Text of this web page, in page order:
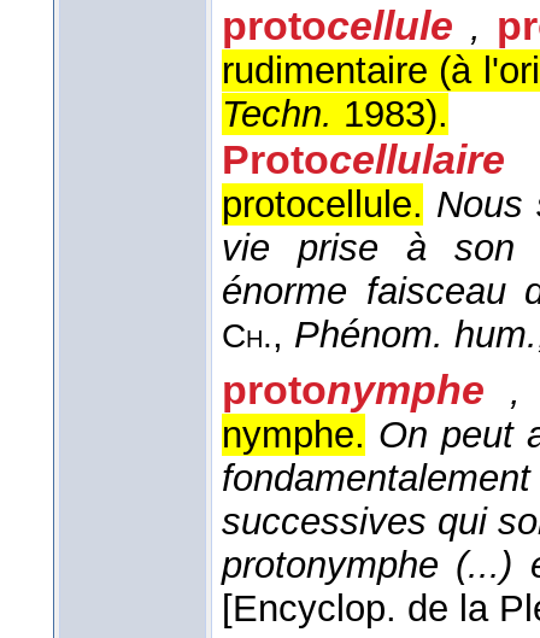
protocellule ,
rudimentaire (à
Techn. 1983).
Protocellulaire
protocellule. Nous
vie prise à son
énorme faisceau
Ch., Phénom.
protonymphe ,
nymphe. On peut
successives qui
protonymphe
[Encyclop. de la